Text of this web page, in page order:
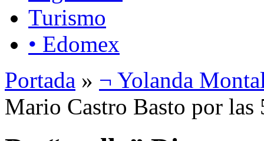
Turismo
• Edomex
Portada » ¬ Yolanda
Mario Castro Basto por las